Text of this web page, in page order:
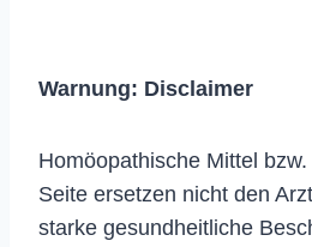
Warnung: Disclaimer
Homöopathische Mittel
Seite ersetzen nicht den
starke gesundheitliche